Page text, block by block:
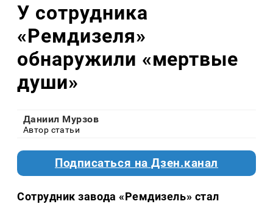
У сотрудника
«Ремдизеля»
обнаружили «мертвые
души»
Даниил Мурзов
Автор статьи
Подписаться на Дзен.канал
Сотрудник завода «Ремдизель» стал